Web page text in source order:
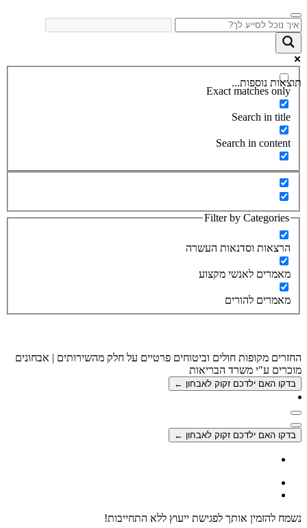
תוצאות נוספות...
Exact matches only
Search in title
Search in content
Filter by Categories
הרצאות וסדנאות העשרה
מאמרים לאנשי מקצוע
מאמרים להורים
החזרים מקופות חולים וביטוחים פרטיים על חלק מהשירותים | אבחונים
מוכרים ע"י משרד הבריאות
בדקו האם ילדכם זקוק לאבחון ←
חפש
חפש
בדקו האם ילדכם זקוק לאבחון ←
נשמח להזמין אותך לפגישת ייעוץ ללא התחייבות!